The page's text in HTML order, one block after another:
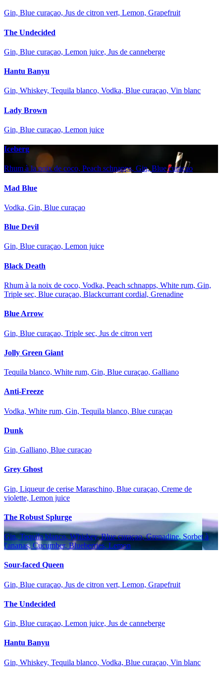
Gin, Blue curaçao, Jus de citron vert, Lemon, Grapefruit
The Undecided
Gin, Blue curaçao, Lemon juice, Jus de canneberge
Hantu Banyu
Gin, Whiskey, Tequila blanco, Vodka, Blue curaçao, Vin blanc
Lady Brown
Gin, Blue curaçao, Lemon juice
Iceberg
Rhum à la noix de coco, Peach schnapps, Gin, Blue curaçao
Mad Blue
Vodka, Gin, Blue curaçao
Blue Devil
Gin, Blue curaçao, Lemon juice
Black Death
Rhum à la noix de coco, Vodka, Peach schnapps, White rum, Gin,
Triple sec, Blue curaçao, Blackcurrant cordial, Grenadine
Blue Arrow
Gin, Blue curaçao, Triple sec, Jus de citron vert
Jolly Green Giant
Tequila blanco, White rum, Gin, Blue curaçao, Galliano
Anti-Freeze
Vodka, White rum, Gin, Tequila blanco, Blue curaçao
Dunk
Gin, Galliano, Blue curaçao
Grey Ghost
Gin, Liqueur de cerise Maraschino, Blue curaçao, Creme de
violette, Lemon juice
The Robust Splurge
Gin, Tequila blanco, Whiskey, Blue curaçao, Grenadine, Sorbet à
l'ananas, Cucumber, Blueberries, Lemon
Sour-faced Queen
Gin, Blue curaçao, Jus de citron vert, Lemon, Grapefruit
The Undecided
Gin, Blue curaçao, Lemon juice, Jus de canneberge
Hantu Banyu
Gin, Whiskey, Tequila blanco, Vodka, Blue curaçao, Vin blanc